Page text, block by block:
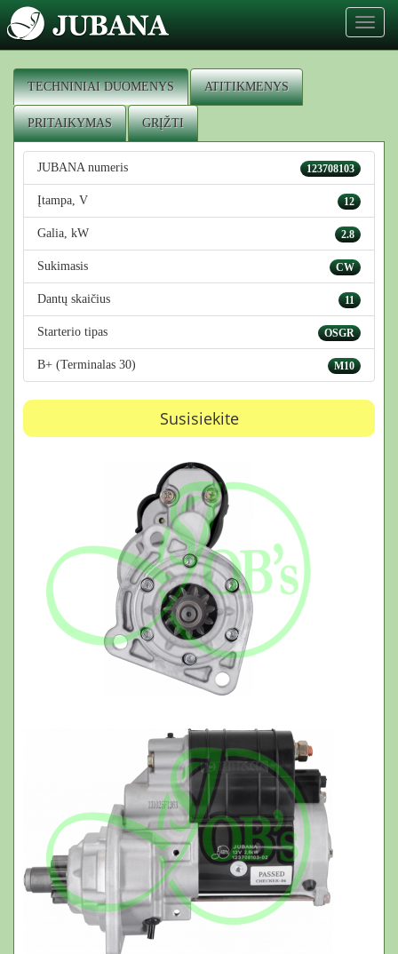
Toggle
TECHNINIAI DUOMENYS ATITIKMENYS
PRITAIKYMAS GRĮŽTI
123708103
JUBANA numeris
12
Įtampa, V
2.8
Galia, kW
CW
Sukimasis
11
Dantų skaičius
OSGR
Starterio tipas
M10
B+ (Terminalas 30)
Susisiekite